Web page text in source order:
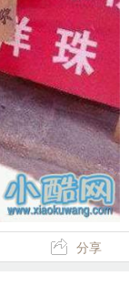
分享